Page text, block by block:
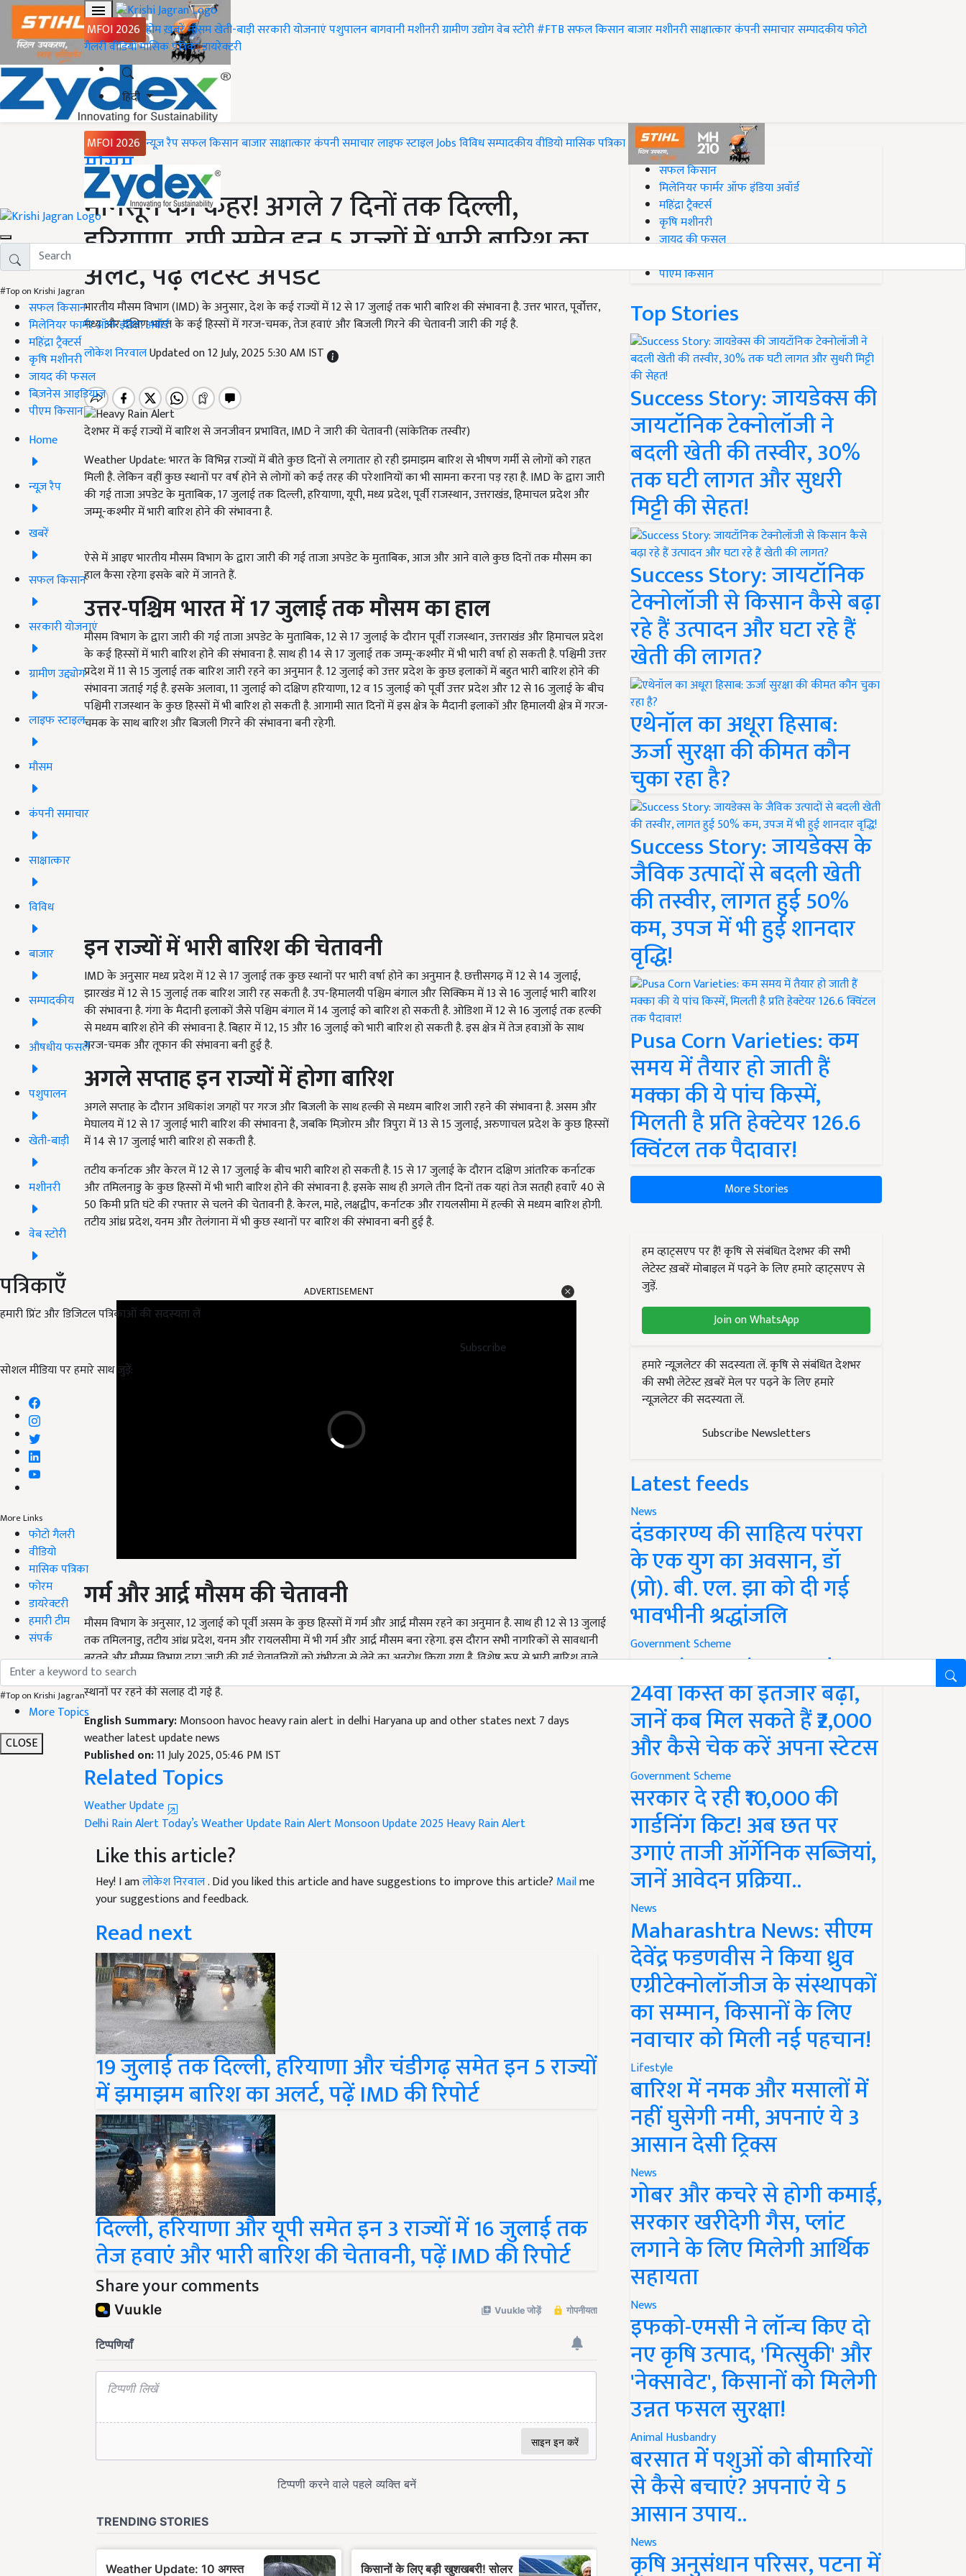
MFOI 2026 होमख़बरेंमौसमखेती-बाड़ीसरकारी योजनाएंपशुपालनबागवानीमशीनरीग्रामीण उद्योगवेब स्टोरी#FTBसफल किसानबाजारमशीनरीसाक्षात्कारकंपनी समाचारसम्पादकीयफोटो
गैलरीवीडियोमासिक पत्रिकाडायरेक्टरी
हिंदी
MFOI 2026 न्यूज़ रैपसफल किसानबाजारसाक्षात्कारकंपनी समाचारलाइफ स्टाइलJobsविविधसम्पादकीयवीडियोमासिक पत्रिका
#Top on Krishi Jagran
सफल किसान
मिलेनियर फार्मर ऑफ इंडिया अवॉर्ड
महिंद्रा ट्रैक्टर्स
कृषि मशीनरी
जायद की फसल
बिज़नेस आइडियाज
पीएम किसान
Home
न्यूज़ रैप
खबरें
सफल किसान
सरकारी योजनाएं
ग्रामीण उद्द्योग
लाइफ स्टाइल
मौसम
कंपनी समाचार
साक्षात्कार
विविध
बाजार
सम्पादकीय
औषधीय फसलें
पशुपालन
खेती-बाड़ी
मशीनरी
वेब स्टोरी
पत्रिकाएँ
हमारी प्रिंट और डिजिटल पत्रिकाओं की सदस्यता लें
Subscribe
सोशल मीडिया पर हमारे साथ जुड़ें:
More Links
फोटो गैलरी
वीडियो
मासिक पत्रिका
फोरम
डायरेक्टरी
हमारी टीम
संपर्क
#Top on Krishi Jagran
More Topics
CLOSE
Home
मौसम
मानसून का कहर! अगले 7 दिनों तक दिल्ली,
हरियाणा, यूपी समेत इन 5 राज्यों में भारी बारिश का
अलर्ट, पढ़ें लेटेस्ट अपडेट
भारतीय मौसम विभाग (IMD) के अनुसार, देश के कई राज्यों में 12 से 17 जुलाई तक भारी बारिश की संभावना है. उत्तर भारत, पूर्वोत्तर,
मध्य और दक्षिण भारत के कई हिस्सों में गरज-चमक, तेज हवाएं और बिजली गिरने की चेतावनी जारी की गई है.
लोकेश निरवालUpdated on 12 July, 2025 5:30 AM IST
देशभर में कई राज्यों में बारिश से जनजीवन प्रभावित, IMD ने जारी की चेतावनी (सांकेतिक तस्वीर)
Weather Update: भारत के विभिन्न राज्यों में बीते कुछ दिनों से लगातार हो रही झमाझम बारिश से भीषण गर्मी से लोगों को राहत
मिली है. लेकिन वहीं कुछ स्थानों पर वर्ष होने से लोगों को कई तरह की परेशानियों का भी सामना करना पड़ रहा है. IMD के द्वारा जारी
की गई ताजा अपडेट के मुताबिक, 17 जुलाई तक दिल्ली, हरियाणा, यूपी, मध्य प्रदेश, पूर्वी राजस्थान, उत्तराखंड, हिमाचल प्रदेश और
जम्मू-कश्मीर में भारी बारिश होने की संभावना है.
ऐसे में आइए भारतीय मौसम विभाग के द्वारा जारी की गई ताजा अपडेट के मुताबिक, आज और आने वाले कुछ दिनों तक मौसम का
हाल कैसा रहेगा इसके बारे में जानते हैं.
उत्तर-पश्चिम भारत में 17 जुलाई तक मौसम का हाल
मौसम विभाग के द्वारा जारी की गई ताजा अपडेट के मुताबिक, 12 से 17 जुलाई के दौरान पूर्वी राजस्थान, उत्तराखंड और हिमाचल प्रदेश
के कई हिस्सों में भारी बारिश होने की संभावना है. साथ ही 14 से 17 जुलाई तक जम्मू-कश्मीर में भी भारी वर्षा हो सकती है. पश्चिमी उत्तर
प्रदेश में 11 से 15 जुलाई तक बारिश जारी रहने का अनुमान है. 12 जुलाई को उत्तर प्रदेश के कुछ इलाकों में बहुत भारी बारिश होने की
संभावना जताई गई है. इसके अलावा, 11 जुलाई को दक्षिण हरियाणा, 12 व 15 जुलाई को पूर्वी उत्तर प्रदेश और 12 से 16 जुलाई के बीच
पश्चिमी राजस्थान के कुछ हिस्सों में भी बारिश हो सकती है. आगामी सात दिनों में इस क्षेत्र के मैदानी इलाकों और हिमालयी क्षेत्र में गरज-
चमक के साथ बारिश और बिजली गिरने की संभावना बनी रहेगी.
इन राज्यों में भारी बारिश की चेतावनी
IMD के अनुसार मध्य प्रदेश में 12 से 17 जुलाई तक कुछ स्थानों पर भारी वर्षा होने का अनुमान है. छत्तीसगढ़ में 12 से 14 जुलाई,
झारखंड में 12 से 15 जुलाई तक बारिश जारी रह सकती है. उप-हिमालयी पश्चिम बंगाल और सिक्किम में 13 से 16 जुलाई भारी बारिश
की संभावना है. गंगा के मैदानी इलाकों जैसे पश्चिम बंगाल में 14 जुलाई को बारिश हो सकती है. ओडिशा में 12 से 16 जुलाई तक हल्की
से मध्यम बारिश होने की संभावना है. बिहार में 12, 15 और 16 जुलाई को भारी बारिश हो सकती है. इस क्षेत्र में तेज हवाओं के साथ
गरज-चमक और तूफान की संभावना बनी हुई है.
अगले सप्ताह इन राज्यों में होगा बारिश
अगले सप्ताह के दौरान अधिकांश जगहों पर गरज और बिजली के साथ हल्की से मध्यम बारिश जारी रहने की संभावना है. असम और
मेघालय में 12 से 17 जुलाई भारी बारिश की संभावना है, जबकि मिज़ोरम और त्रिपुरा में 13 से 15 जुलाई, अरुणाचल प्रदेश के कुछ हिस्सों
में 14 से 17 जुलाई भारी बारिश हो सकती है.
तटीय कर्नाटक और केरल में 12 से 17 जुलाई के बीच भारी बारिश हो सकती है. 15 से 17 जुलाई के दौरान दक्षिण आंतरिक कर्नाटक
और तमिलनाडु के कुछ हिस्सों में भी भारी बारिश होने की संभावना है. इसके साथ ही अगले तीन दिनों तक यहां तेज सतही हवाएँ 40 से
50 किमी प्रति घंटे की रफ्तार से चलने की चेतावनी है. केरल, माहे, लक्षद्वीप, कर्नाटक और रायलसीमा में हल्की से मध्यम बारिश होगी.
तटीय आंध्र प्रदेश, यनम और तेलंगाना में भी कुछ स्थानों पर बारिश की संभावना बनी हुई है.
गर्म और आर्द्र मौसम की चेतावनी
मौसम विभाग के अनुसार, 12 जुलाई को पूर्वी असम के कुछ हिस्सों में गर्म और आर्द्र मौसम रहने का अनुमान है. साथ ही 12 से 13 जुलाई
तक तमिलनाडु, तटीय आंध्र प्रदेश, यनम और रायलसीमा में भी गर्म और आर्द्र मौसम बना रहेगा. इस दौरान सभी नागरिकों से सावधानी
बरतने और मौसम विभाग द्वारा जारी की गई चेतावनियों को गंभीरता से लेने का अनुरोध किया गया है. विशेष रूप से भारी बारिश वाले
क्षेत्रों में जलभराव और बाढ़ से बचाव के उपाय अपनाएं. तेज़ हवाओं और बिजली गिरने की घटनाओं से बचने के लिए घरों और सुरक्षित
स्थानों पर रहने की सलाह दी गई है.
Monsoon havoc heavy rain alert in delhi Haryana up and other states next 7 days
weather latest update news
Published on:11 July 2025, 05:46 PM IST
Related Topics
Weather Update
Delhi Rain AlertToday’s Weather Update
Like this article?
Hey! I amलोकेश निरवाल. Did you liked this article and have suggestions to improve this article?
your suggestions and feedback.
Read next
19 जुलाई तक दिल्ली, हरियाणा और चंडीगढ़ समेत इन 5 राज्यों
में झमाझम बारिश का अलर्ट, पढ़ें IMD की रिपोर्ट
दिल्ली, हरियाणा और यूपी समेत इन 3 राज्यों में 16 जुलाई तक
तेज हवाएं और भारी बारिश की चेतावनी, पढ़ें IMD की रिपोर्ट
Share your comments
#Top on Krishi Jagran
सफल किसान
मिलेनियर फार्मर ऑफ इंडिया अवॉर्ड
महिंद्रा ट्रैक्टर्स
कृषि मशीनरी
जायद की फसल
पीएम किसान
Top Stories
Success Story: जायडेक्स की
जायटॉनिक टेक्नोलॉजी ने
बदली खेती की तस्वीर, 30%
तक घटी लागत और सुधरी
मिट्टी की सेहत!
Success Story: जायटॉनिक
टेक्नोलॉजी से किसान कैसे बढ़ा
रहे हैं उत्पादन और घटा रहे हैं
खेती की लागत?
एथेनॉल का अधूरा हिसाब:
ऊर्जा सुरक्षा की कीमत कौन
चुका रहा है?
Success Story: जायडेक्स के
जैविक उत्पादों से बदली खेती
की तस्वीर, लागत हुई 50%
कम, उपज में भी हुई शानदार
वृद्धि!
Pusa Corn Varieties: कम
समय में तैयार हो जाती हैं
मक्का की ये पांच किस्में,
मिलती है प्रति हेक्टेयर 126.6
क्विंटल तक पैदावार!
More Stories
हम व्हाट्सएप पर हैं! कृषि से संबंधित देशभर की सभी
लेटेस्ट ख़बरें मोबाइल में पढ़ने के लिए हमारे व्हाट्सएप से
जुड़ें.
Join on WhatsApp
हमारे न्यूज़लेटर की सदस्यता लें. कृषि से संबंधित देशभर
की सभी लेटेस्ट ख़बरें मेल पर पढ़ने के लिए हमारे
न्यूज़लेटर की सदस्यता लें.
Subscribe Newsletters
Latest feeds
News
दंडकारण्य की साहित्य परंपरा
के एक युग का अवसान, डॉ
(प्रो). बी. एल. झा को दी गई
भावभीनी श्रद्धांजलि
Government Scheme
PM Kisan Yojana Update:
24वीं किस्त का इंतजार बढ़ा,
जानें कब मिल सकते हैं ₹2,000
और कैसे चेक करें अपना स्टेटस
Government Scheme
सरकार दे रही ₹10,000 की
गार्डनिंग किट! अब छत पर
उगाएं ताजी ऑर्गेनिक सब्जियां,
जानें आवेदन प्रक्रिया..
News
Maharashtra News: सीएम
देवेंद्र फडणवीस ने किया ध्रुव
एग्रीटेक्नोलॉजीज के संस्थापकों
का सम्मान, किसानों के लिए
नवाचार को मिली नई पहचान!
Lifestyle
बारिश में नमक और मसालों में
नहीं घुसेगी नमी, अपनाएं ये 3
आसान देसी ट्रिक्स
News
गोबर और कचरे से होगी कमाई,
सरकार खरीदेगी गैस, प्लांट
लगाने के लिए मिलेगी आर्थिक
सहायता
News
इफको-एमसी ने लॉन्च किए दो
नए कृषि उत्पाद, 'मित्सुकी' और
'नेक्सावेट', किसानों को मिलेगी
उन्नत फसल सुरक्षा!
Animal Husbandry
बरसात में पशुओं को बीमारियों
से कैसे बचाएं? अपनाएं ये 5
आसान उपाय..
News
कृषि अनुसंधान परिसर, पटना में